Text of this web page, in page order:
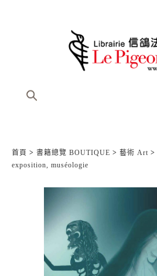
首頁 > 書籍總覽 BOUTIQUE > 藝術 Art >
exposition, muséologie